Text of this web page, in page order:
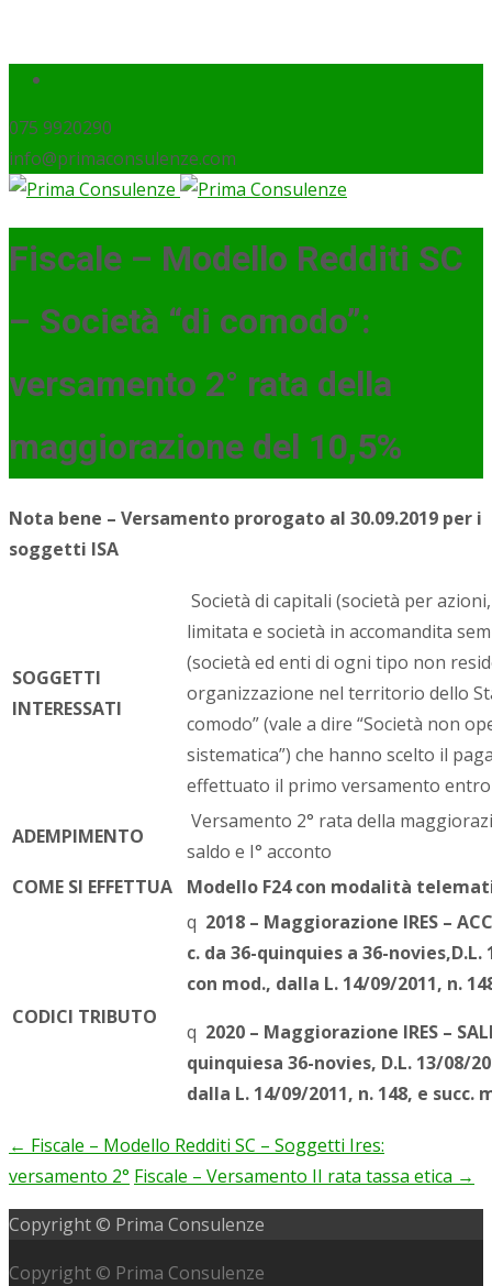
075 9920290
info@primaconsulenze.com
Fiscale – Modello Redditi SC
– Società “di comodo”:
versamento 2° rata della
maggiorazione del 10,5%
Nota bene – Versamento prorogato al 30.09.2019 per i
soggetti ISA
SOGGETTI
INTERESSATI
Società di capitali (società per
limitata e società in accomandita
(società ed enti di ogni tipo non
organizzazione nel territorio dello
comodo” (vale a dire “Società non
sistematica”) che hanno scelto il
effettuato il primo versamento entro
ADEMPIMENTO
Versamento 2° rata della
saldo e I° acconto
COME SI EFFETTUA
Modello F24 con modalità
CODICI TRIBUTO
q 2018 – Maggiorazione IRES –
c. da 36-quinquies a 36-novies,D.L.
con mod., dalla L. 14/09/2011, n.
q 2020 – Maggiorazione IRES –
quinquiesa 36-novies, D.L. 13/08/
dalla L. 14/09/2011, n. 148, e succ.
Post
← Fiscale – Modello Redditi SC – Soggetti Ires:
versamento 2° Fiscale – Versamento II rata tassa etica →
Copyright © Prima Consulenze
Copyright © Prima Consulenze